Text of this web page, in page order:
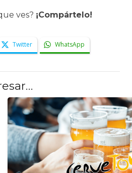
ves? ¡Compártelo!
Twitter WhatsApp